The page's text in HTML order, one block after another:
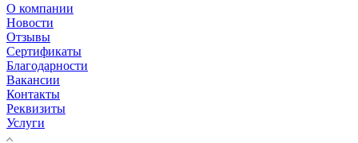
О компании
Новости
Отзывы
Сертификаты
Благодарности
Вакансии
Контакты
Реквизиты
Услуги